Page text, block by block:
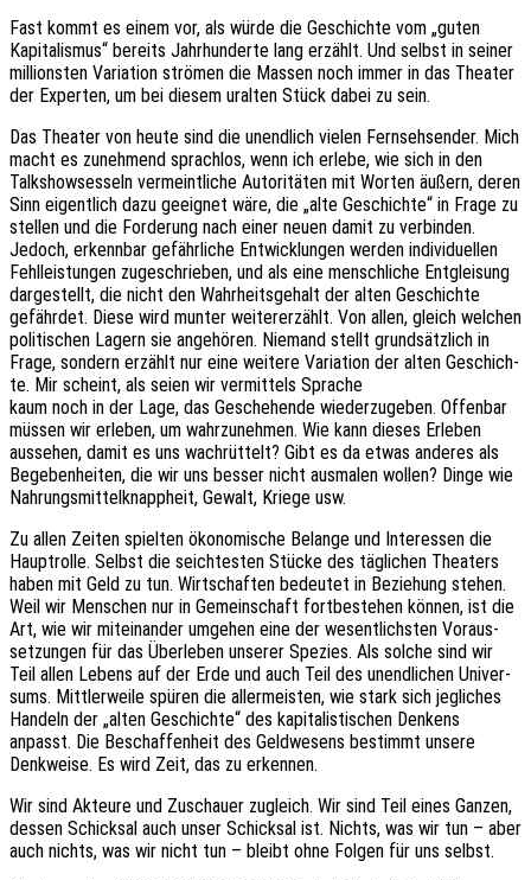
Fast kommt es einem vor, als würde die Geschich­te vom „guten
Kapi­ta­lis­mus“ bereits Jahr­hun­der­te lang erzählt. Und selbst in seiner
milli­ons­ten Varia­ti­on strö­men die Massen noch immer in das Thea­ter
der Exper­ten, um bei diesem uralten Stück dabei zu sein.
Das Thea­ter von heute sind die unend­lich vielen Fern­seh­sen­der. Mich
macht es zuneh­mend sprach­los, wenn ich erlebe, wie sich in den
Talk­show­ses­seln vermeint­li­che Auto­ri­tä­ten mit Worten äußern, deren
Sinn eigent­lich dazu geeig­net wäre, die „alte Geschich­te“ in Frage zu
stel­len und die Forde­rung nach einer neuen damit zu verbin­den.
Jedoch, erkenn­bar gefähr­li­che Entwick­lun­gen werden indi­vi­du­el­len
Fehl­leis­tun­gen zuge­schrie­ben, und als eine mensch­li­che Entglei­sung
darge­stellt, die nicht den Wahr­heits­ge­halt der alten Geschich­te
gefähr­det. Diese wird munter weiter­erzählt. Von allen, gleich welchen
poli­ti­schen Lagern sie ange­hö­ren. Niemand stellt grund­sätz­lich in
Frage, sondern erzählt nur eine weite­re Varia­ti­on der alten Geschich­
te. Mir scheint, als seien wir vermit­tels Sprache
kaum noch in der Lage, das Gesche­hen­de wieder­zu­ge­ben. Offen­bar
müssen wir erle­ben, um wahr­zu­neh­men. Wie kann dieses Erle­ben
ausse­hen, damit es uns wach­rüt­telt? Gibt es da etwas ande­res als
Bege­ben­hei­ten, die wir uns besser nicht ausma­len wollen? Dinge wie
Nahrungs­mit­tel­knapp­heit, Gewalt, Kriege usw.
Zu allen Zeiten spiel­ten ökono­mi­sche Belan­ge und Inter­es­sen die
Haupt­rol­le. Selbst die seich­tes­ten Stücke des tägli­chen Thea­ters
haben mit Geld zu tun. Wirt­schaf­ten bedeu­tet in Bezie­hung stehen.
Weil wir Menschen nur in Gemein­schaft fort­be­stehen können, ist die
Art, wie wir mitein­an­der umge­hen eine der wesent­lichs­ten Voraus­
set­zun­gen für das Über­le­ben unse­rer Spezi­es. Als solche sind wir
Teil allen Lebens auf der Erde und auch Teil des unend­li­chen Univer­
sums. Mitt­ler­wei­le spüren die aller­meis­ten, wie stark sich jegli­ches
Handeln der „alten Geschich­te“ des kapi­ta­lis­ti­schen Denkens
anpasst. Die Beschaf­fen­heit des Geld­we­sens bestimmt unsere
Denk­wei­se. Es wird Zeit, das zu erkennen.
Wir sind Akteu­re und Zuschau­er zugleich. Wir sind Teil eines Ganzen,
dessen Schick­sal auch unser Schick­sal ist. Nichts, was wir tun – aber
auch nichts, was wir nicht tun – bleibt ohne Folgen für uns selbst.